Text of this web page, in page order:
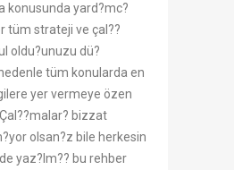
konusunda yard?mc?
tüm strateji ve çal??
oldu?unuzu dü?
tüm konularda en
yer vermeye özen
bizzat
olsan?z bile herkesin
yaz?lm?? bu rehber